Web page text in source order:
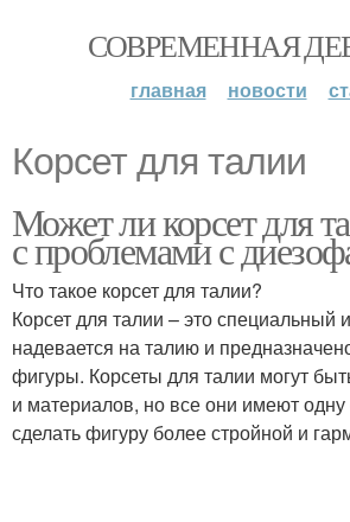
СОВРЕМЕННАЯ
главная новости
Корсет для талии
Может ли корсет для
с проблемами с
Что такое корсет для талии?
Корсет для талии – это специальный
надевается на талию и
фигуры. Корсеты для талии могут
и материалов, но все они имеют
сделать фигуру более стройной и